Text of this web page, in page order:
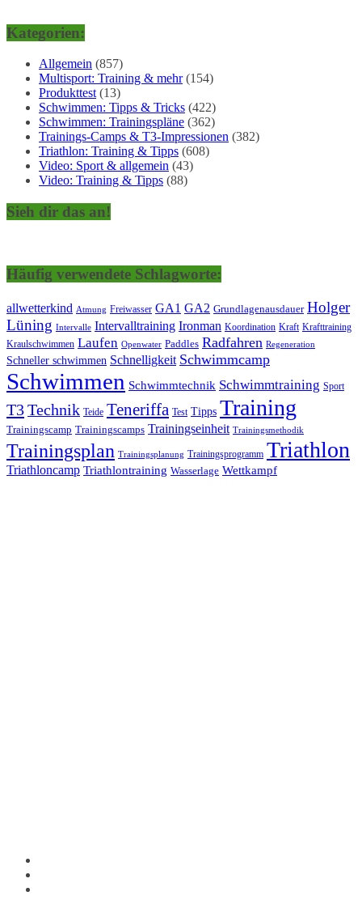
Kategorien:
Allgemein (857)
Multisport: Training & mehr(154)
Produkttest (13)
Schwimmen: Tipps & Tricks (422)
Schwimmen: Trainingspläne (362)
Trainings-Camps & T3-Impressionen (382)
Triathlon: Training & Tipps (608)
Video: Sport & allgemein (43)
Video: Training & Tipps (88)
Sieh dir das an!
Häufig verwendete Schlagworte:
allwetterkind Atmung Freiwasser GA1 GA2 Grundlagenausdauer Holger
Lüning Intervalle Intervalltraining Ironman Koordination Kraft Krafttraining
Kraulschwimmen Laufen Openwater Paddles Radfahren Regeneration
Schneller schwimmen Schnelligkeit Schwimmcamp
Schwimmen Schwimmtechnik Schwimmtraining Sport
T3Technik Teide Teneriffa Test Tipps Training
Trainingscamp Trainingscamps Trainingseinheit Trainingsmethodik
Trainingsplan Trainingsplanung Trainingsprogramm Triathlon
Triathloncamp Triathlontraining Wasserlage Wettkampf